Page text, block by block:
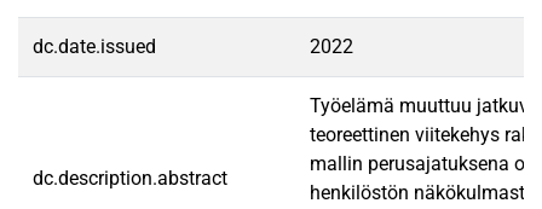
dc.date.issued 2022
dc.description.abstract
Työelämä muuttuu
teoreettinen viitekehys
mallin perusajatuksena
henkilöstön